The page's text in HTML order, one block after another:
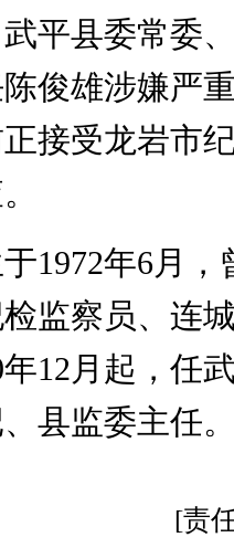
平县委常委
俊雄涉嫌严
接受龙岩市
年6月，
监察员、连
12月起，任
县监委主任
[责